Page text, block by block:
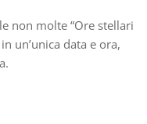
non molte “Ore stellari
un’unica data e ora,